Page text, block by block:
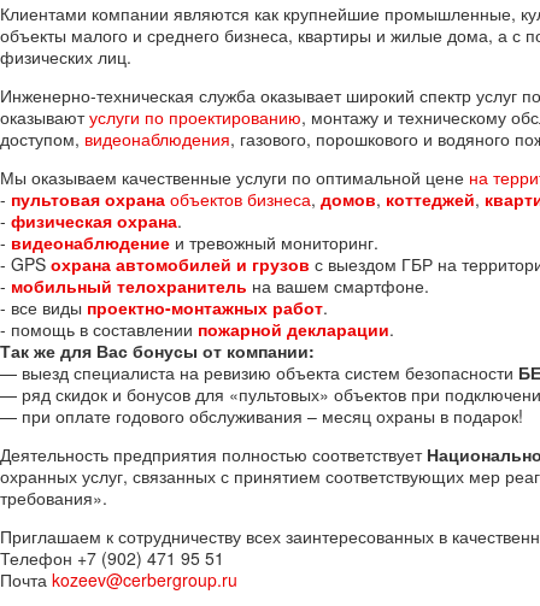
Клиентами компании являются как крупнейшие промышленные,
объекты малого и среднего бизнеса, квартиры и жилые дома, а с
физических лиц.
Инженерно-техническая служба оказывает широкий спектр
оказываютуслуги по проектированию, монтажу и техническому
доступом, видеонаблюдения, газового, порошкового и водяного
Мы оказываем качественные услуги по оптимальной цене на
- пультовая охрана объектов бизнеса, домов, коттеджей,
- физическая охрана.
- видеонаблюдение и тревожный мониторинг.
- GPS охрана автомобилей и грузов с выездом ГБР на
- мобильный телохранитель на вашем смартфоне.
- все виды проектно-монтажных работ.
- помощь в составлении пожарной декларации.
Так же для Вас бонусы от компании:
— выезд специалиста на ревизию объекта систем безопасности
— ряд скидок и бонусов для «пультовых» объектов при
— при оплате годового обслуживания – месяц охраны в подарок!
Деятельность предприятия полностью соответствует
охранных услуг, связанных с принятием соответствующих мер
требования».
Приглашаем к сотрудничеству всех заинтересованных в
Телефон +7 (902) 471 95 51
Почта kozeev@cerbergroup.ru